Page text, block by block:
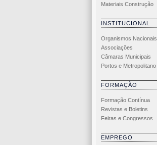
Materiais Construção
INSTITUCIONAL
Organismos Nacionais
Associações
Câmaras Municipais
Portos e Metropolitano
FORMAÇÃO
Formação Contínua
Revistas e Boletins
Feiras e Congressos
EMPREGO